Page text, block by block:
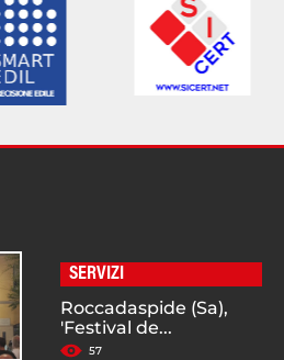
SERVIZI
Roccadaspide (Sa),
'Festival de...
57